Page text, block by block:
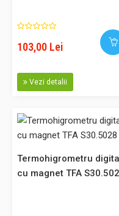
Cod: S30.5021.05
SEAP. Descriere: Aparat
interioare. La alegere,
mare fie temperatura, fie
103,00 Lei
Vezi detalii
Termohigrometru
cu magnet TFA